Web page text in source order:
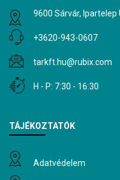
9600 Sárvár, Ipartelep
+3620-943-0607
tarkft.hu@rubix.com
H - P: 7:30 - 16:30
TÁJÉKOZTATÓK
Adatvédelem